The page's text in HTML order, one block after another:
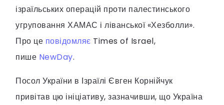
ізраїльських операцій проти палестинського
угруповання ХАМАС і ліванської «Хезболли».
Про це повідомляє Times of Israel,
пише NewDay.
Посол України в Ізраїлі Євген Корнійчук
привітав цю ініціативу, зазначивши, що Україна